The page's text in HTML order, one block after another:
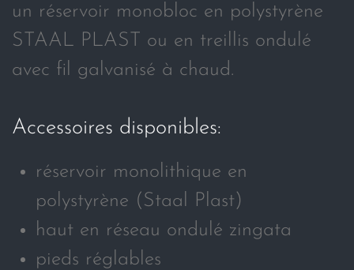
un réservoir monobloc en polystyrène
STAAL PLAST ou en treillis ondulé
avec fil galvanisé à chaud.
Accessoires disponibles:
réservoir monolithique en
polystyrène (Staal Plast)
haut en réseau ondulé zingata
pieds réglables